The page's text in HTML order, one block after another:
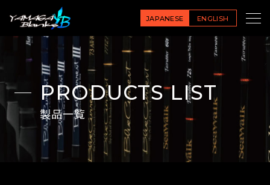
JAPANESE ENGLISH
PRODUCTS LIST
製品一覧